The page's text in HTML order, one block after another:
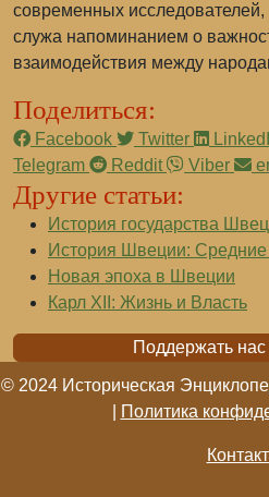
современных исследователей,
служа напоминанием о
взаимодействия между
Поделиться:
Facebook Twitter
Telegram
Reddit Viber
Другие статьи:
История государства
История Швеции: Средние
Новая эпоха в Швеции
Карл XII: Жизнь и Власть
Поддержать
© 2024 Историческая
Политика